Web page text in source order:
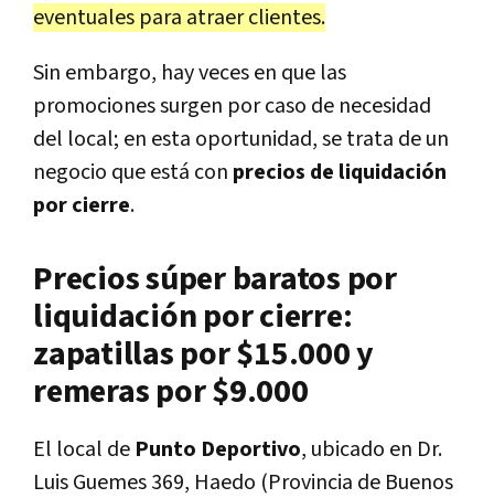
eventuales para atraer clientes.
Sin embargo, hay veces en que las
promociones surgen por caso de necesidad
del local; en esta oportunidad, se trata de un
negocio que está con precios de liquidación
por cierre.
Precios súper baratos por
liquidación por cierre:
zapatillas por $15.000 y
remeras por $9.000
El local de Punto Deportivo, ubicado en Dr.
Luis Guemes 369, Haedo (Provincia de Buenos